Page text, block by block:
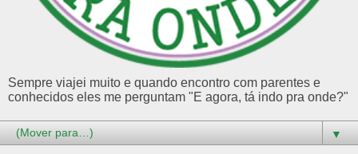
Sempre viajei muito e quando encontro com parentes e
conhecidos eles me perguntam "E agora, tá indo pra onde?"
▼